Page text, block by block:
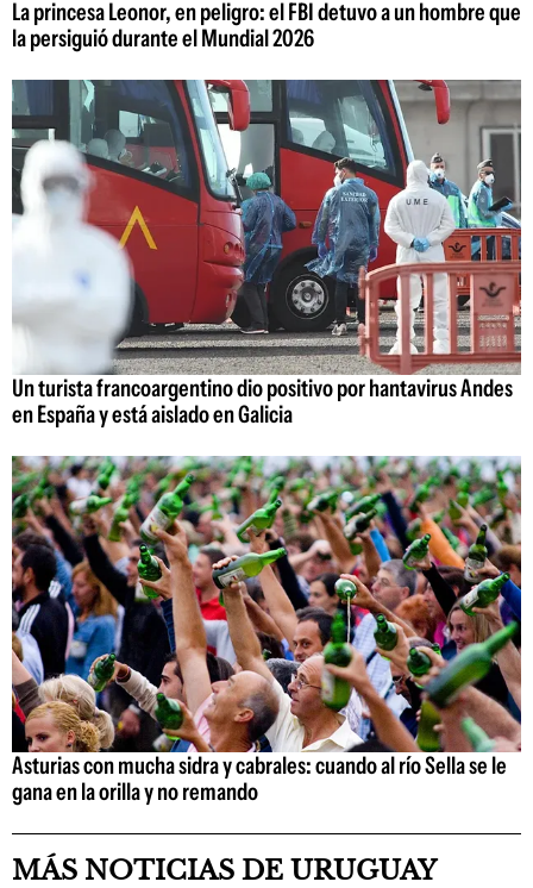
La princesa Leonor, en peligro: el FBI detuvo a un hombre que
la persiguió durante el Mundial 2026
Un turista francoargentino dio positivo por hantavirus Andes
en España y está aislado en Galicia
Asturias con mucha sidra y cabrales: cuando al río Sella se le
gana en la orilla y no remando
MÁS NOTICIAS DE URUGUAY